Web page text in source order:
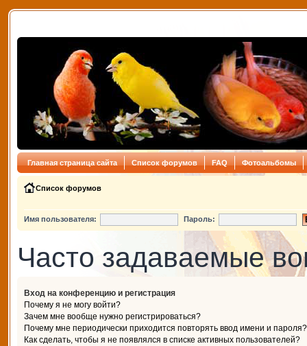
Главная страница сайта Список форумов FAQ Фотоальбомы
Список форумов
Имя пользователя: Пароль:
Часто задаваемые
Вход на конференцию и регистрация
Почему я не могу войти?
Зачем мне вообще нужно регистрироваться?
Почему мне периодически приходится повторять ввод имени и пароля?
Как сделать, чтобы я не появлялся в списке активных пользователей?